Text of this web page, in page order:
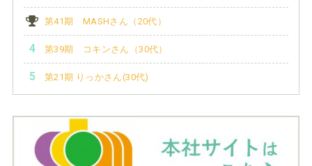
第41期 MASHさん（20代）
第39期 コキンさん（30代）
第21期 りっかさん(30代)